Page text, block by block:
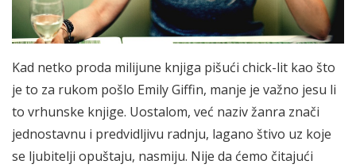
Kad netko proda milijune knjiga pišući chick-lit kao što
je to za rukom pošlo Emily Giffin, manje je važno jesu li
to vrhunske knjige. Uostalom, već naziv žanra znači
jednostavnu i predvidljivu radnju, lagano štivo uz koje
se ljubitelji opuštaju, nasmiju. Nije da ćemo čitajući